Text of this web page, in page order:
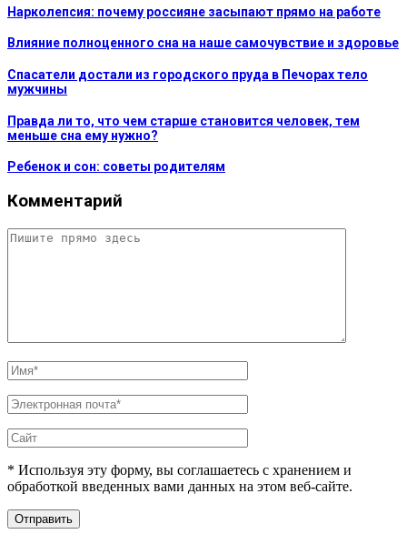
Нарколепсия: почему россияне засыпают прямо на работе
Влияние полноценного сна на наше самочувствие и здоровье
Спасатели достали из городского пруда в Печорах тело
мужчины
Правда ли то, что чем старше становится человек, тем
меньше сна ему нужно?
Ребенок и сон: советы родителям
Комментарий
* Используя эту форму, вы соглашаетесь с хранением и
обработкой введенных вами данных на этом веб-сайте.